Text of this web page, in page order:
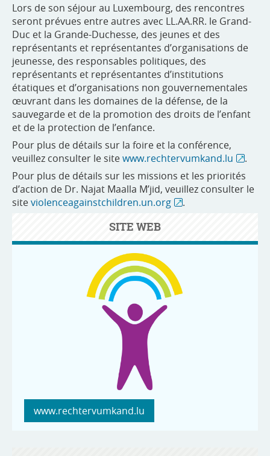
Lors de son séjour au Luxembourg, des rencontres
seront prévues entre autres avec LL.AA.RR. le Grand-
Duc et la Grande-Duchesse, des jeunes et des
représentants et représentantes d’organisations de
jeunesse, des responsables politiques, des
représentants et représentantes d’institutions
étatiques et d’organisations non gouvernementales
œuvrant dans les domaines de la défense, de la
sauvegarde et de la promotion des droits de l’enfant
et de la protection de l’enfance.
Pour plus de détails sur la foire et la conférence,
veuillez consulter le sitewww.rechtervumkand.lu
.
Pour plus de détails sur les missions et les priorités
d’action de Dr. Najat Maalla M’jid, veuillez consulter le
siteviolenceagainstchildren.un.org .
SITE WEB
www.rechtervumkand.lu